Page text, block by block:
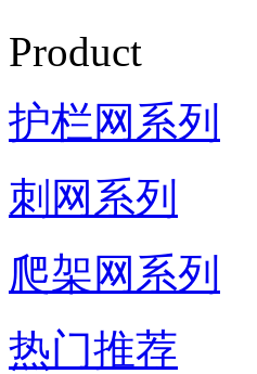
Product
护栏网系列
刺网系列
爬架网系列
热门推荐